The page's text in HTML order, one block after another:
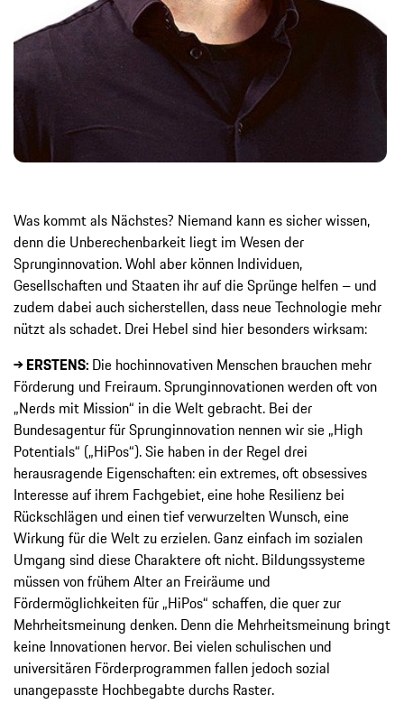
Was kommt als Nächstes? Niemand kann es sicher wissen,
denn die Unberechenbarkeit liegt im Wesen der
Sprunginnovation. Wohl aber können Individuen,
Gesellschaften und Staaten ihr auf die Sprünge helfen – und
zudem dabei auch sicherstellen, dass neue Technologie mehr
nützt als schadet. Drei Hebel sind hier besonders wirksam:
→ ERSTENS: Die hochinnovativen Menschen brauchen mehr
Förderung und Freiraum. Sprunginnovationen werden oft von
„Nerds mit Mission“ in die Welt gebracht. Bei der
Bundesagentur für Sprunginnovation nennen wir sie „High
Potentials“ („HiPos“). Sie haben in der Regel drei
herausragende Eigenschaften: ein extremes, oft obsessives
Interesse auf ihrem Fachgebiet, eine hohe Resilienz bei
Rückschlägen und einen tief verwurzelten Wunsch, eine
Wirkung für die Welt zu erzielen. Ganz einfach im sozialen
Umgang sind diese Charaktere oft nicht. Bildungssysteme
müssen von frühem Alter an Freiräume und
Fördermöglichkeiten für „HiPos“ schaffen, die quer zur
Mehrheitsmeinung denken. Denn die Mehrheitsmeinung bringt
keine Innovationen hervor. Bei vielen schulischen und
universitären Förderprogrammen fallen jedoch sozial
unangepasste Hochbegabte durchs Raster.